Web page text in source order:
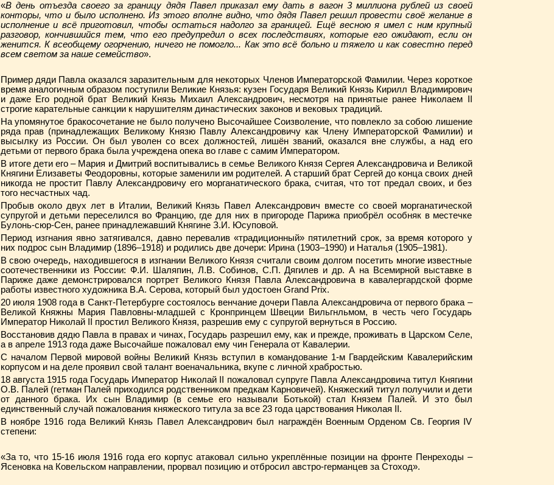
«В день отъезда своего за границу дядя Павел приказал ему дать в вагон 3 миллиона рублей из своей
конторы, что и было исполнено. Из этого вполне видно, что дядя Павел решил провести своё желание в
исполнение и всё приготовил, чтобы остаться надолго за границей. Ещё весною я имел с ним крупный
разговор, кончившийся тем, что его предупредил о всех последствиях, которые его ожидают, если он
женится. К всеобщему огорчению, ничего не помогло... Как это всё больно и тяжело и как совестно перед
всем светом за наше семейство».
Пример дяди Павла оказался заразительным для некоторых Членов Императорской Фамилии. Через короткое
время аналогичным образом поступили Великие Князья: кузен Государя Великий Князь Кирилл Владимирович
и даже Его родной брат Великий Князь Михаил Александрович, несмотря на принятые ранее Николаем II
строгие карательные санкции к нарушителям династических законов и вековых традиций.
На упомянутое бракосочетание не было получено Высочайшее Соизволение, что повлекло за собою лишение
ряда прав (принадлежащих Великому Князю Павлу Александровичу как Члену Императорской Фамилии) и
высылку из России. Он был уволен со всех должностей, лишён званий, оказался вне службы, а над его
детьми от первого брака была учреждена опека во главе с самим Императором.
В итоге дети его – Мария и Дмитрий воспитывались в семье Великого Князя Сергея Александровича и Великой
Княгини Елизаветы Феодоровны, которые заменили им родителей. А старший брат Сергей до конца своих дней
никогда не простит Павлу Александровичу его морганатического брака, считая, что тот предал своих, и без
того несчастных чад.
Пробыв около двух лет в Италии, Великий Князь Павел Александрович вместе со своей морганатической
супругой и детьми переселился во Францию, где для них в пригороде Парижа приобрёл особняк в местечке
Булонь-сюр-Сен, ранее принадлежавший Княгине З.И. Юсуповой.
Период изгнания явно затягивался, давно перевалив «традиционный» пятилетний срок, за время которого у
них подрос сын Владимир (1896–1918) и родились две дочери: Ирина (1903–1990) и Наталья (1905–1981).
В свою очередь, находившегося в изгнании Великого Князя считали своим долгом посетить многие известные
соотечественники из России: Ф.И. Шаляпин, Л.В. Собинов, С.П. Дягилев и др. А на Всемирной выставке в
Париже даже демонстрировался портрет Великого Князя Павла Александровича в кавалергардской форме
работы известного художника В.А. Серова, который был удостоен Grand Prix.
20 июля 1908 года в Санкт-Петербурге состоялось венчание дочери Павла Александровича от первого брака –
Великой Княжны Мария Павловны-младшей с Кронпринцем Швеции Вильгнльмом, в честь чего Государь
Император Николай II простил Великого Князя, разрешив ему с супругой вернуться в Россию.
Восстановив дядю Павла в правах и чинах, Государь разрешил ему, как и прежде, проживать в Царском Селе,
а в апреле 1913 года даже Высочайше пожаловал ему чин Генерала от Кавалерии.
С началом Первой мировой войны Великий Князь вступил в командование 1-м Гвардейским Кавалерийским
корпусом и на деле проявил свой талант военачальника, вкупе с личной храбростью.
18 августа 1915 года Государь Император Николай II пожаловал супруге Павла Александровича титул Княгини
О.В. Палей (гетман Палей приходился родственником предкам Карновичей). Княжеский титул получили и дети
от данного брака. Их сын Владимир (в семье его называли Ботькой) стал Князем Палей. И это был
единственный случай пожалования княжеского титула за все 23 года царствования Николая II.
В ноябре 1916 года Великий Князь Павел Александрович был награждён Военным Орденом Св. Георгия IV
степени:
«За то, что 15-16 июля 1916 года его корпус атаковал сильно укреплённые позиции на фронте Пенреходы –
Ясеновка на Ковельском направлении, прорвал позицию и отбросил австро-германцев за Стоход».